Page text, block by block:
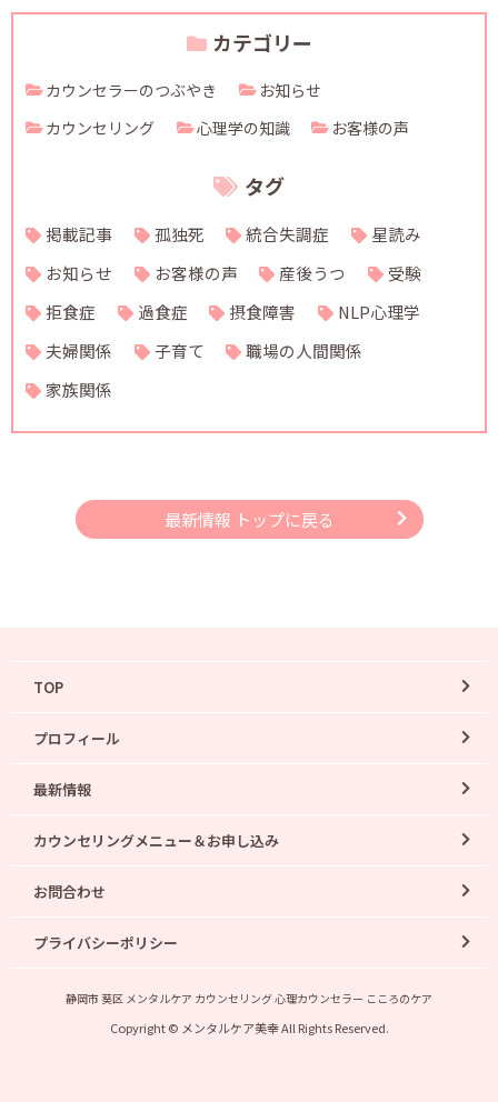
カテゴリー
カウンセラーのつぶやき
お知らせ
カウンセリング
心理学の知識 お客様の声
タグ
掲載記事 孤独死 統合失調症
星読み
お知らせ
お客様の声 産後うつ
受験
拒食症
過食症 摂食障害
NLP心理学
夫婦関係
子育て
職場の人間関係
家族関係
最新情報 トップに戻る
TOP
プロフィール
最新情報
カウンセリングメニュー＆お申し込み
お問合わせ
プライバシーポリシー
静岡市 葵区 メンタルケア カウンセリング 心理カウンセラー こころのケア
Copyright © メンタルケア美幸 All Rights Reserved.